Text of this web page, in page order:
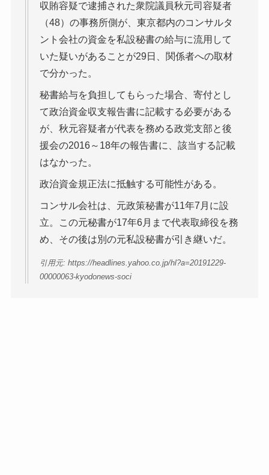
収賄容疑で逮捕された衆院議員秋元司容疑者
（48）の事務所側が、東京都内のコンサルタ
ント会社の資金を私設秘書の給与に流用して
いた疑いがあることが29日、関係者への取材
で分かった。
秘書給与を負担してもらった場合、寄付とし
て政治資金収支報告書に記載する必要がある
が、秋元容疑者が代表を務める政党支部と後
援会の2016～18年の報告書に、該当する記載
はなかった。
政治資金規正法に抵触する可能性がある。
コンサル会社は、元政策秘書が11年7月に設
立。この元秘書が17年6月まで代表取締役を務
め、その後は別の元私設秘書が引き継いだ。
引用元: https://headlines.yahoo.co.jp/hl?a=20191229-
00000063-kyodonews-soci